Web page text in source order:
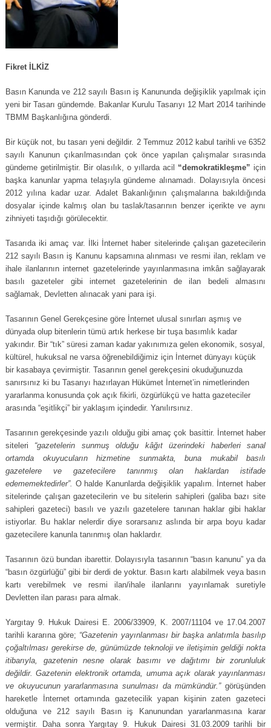
Fikret İLKİZ
Basın Kanunda ve 212 sayılı Basın iş Kanununda değişiklik yapılmak için
yeni bir Tasarı gündemde. Bakanlar Kurulu Tasarıyı 12 Mart 2014 tarihinde
TBMM Başkanlığına gönderdi.
Bir küçük not, bu tasarı yeni değildir. 2 Temmuz 2012 kabul tarihli ve 6352
sayılı Kanunun çıkarılmasından çok önce yapılan çalışmalar sırasında
gündeme getirilmiştir. Bir olasılık, o yıllarda acil “demokratikleşme” için
başka kanunlar yapma telaşıyla gündeme alınamadı. Dolayısıyla öncesi
2012 yılına kadar uzar. Adalet Bakanlığının çalışmalarına bakıldığında
dosyalar içinde kalmış olan bu taslak/tasarının benzer içerikte ve aynı
zihniyeti taşıdığı görülecektir.
Tasarıda iki amaç var. İlki İnternet haber sitelerinde çalışan gazetecilerin
212 sayılı Basın iş Kanunu kapsamına alınması ve resmi ilan, reklam ve
ihale ilanlarının internet gazetelerinde yayınlanmasına imkân sağlayarak
basılı gazeteler gibi internet gazetelerinin de ilan bedeli almasını
sağlamak, Devletten alınacak yani para işi.
Tasarının Genel Gerekçesine göre İnternet ulusal sınırları aşmış ve
dünyada olup bitenlerin tümü artık herkese bir tuşa basımlık kadar
yakındır. Bir “tık” süresi zaman kadar yakınımıza gelen ekonomik, sosyal,
kültürel, hukuksal ne varsa öğrenebildiğimiz için İnternet dünyayı küçük
bir kasabaya çevirmiştir. Tasarının genel gerekçesini okuduğunuzda
sanırsınız ki bu Tasarıyı hazırlayan Hükümet İnternet’in nimetlerinden
yararlanma konusunda çok açık fikirli, özgürlükçü ve hatta gazeteciler
arasında “eşitlikçi” bir yaklaşım içindedir. Yanılırsınız.
Tasarının gerekçesinde yazılı olduğu gibi amaç çok basittir. İnternet haber
siteleri “gazetelerin sunmuş olduğu kâğıt üzerindeki haberleri sanal
ortamda okuyucuların hizmetine sunmakta, buna mukabil basılı
gazetelere ve gazetecilere tanınmış olan haklardan istifade
edememektedirler”. O halde Kanunlarda değişiklik yapalım. İnternet haber
sitelerinde çalışan gazetecilerin ve bu sitelerin sahipleri (galiba bazı site
sahipleri gazeteci) basılı ve yazılı gazetelere tanınan haklar gibi haklar
istiyorlar. Bu haklar nelerdir diye sorarsanız aslında bir arpa boyu kadar
gazetecilere kanunla tanınmış olan haklardır.
Tasarının özü bundan ibarettir. Dolayısıyla tasarının “basın kanunu” ya da
“basın özgürlüğü” gibi bir derdi de yoktur. Basın kartı alabilmek veya basın
kartı verebilmek ve resmi ilan/ihale ilanlarını yayınlamak suretiyle
Devletten ilan parası para almak.
Yargıtay 9. Hukuk Dairesi E. 2006/33909, K. 2007/11104 ve 17.04.2007
tarihli kararına göre; “Gazetenin yayınlanması bir başka anlatımla basılıp
çoğaltılması gerekirse de, günümüzde teknoloji ve iletişimin geldiği nokta
itibarıyla, gazetenin nesne olarak basımı ve dağıtımı bir zorunluluk
değildir. Gazetenin elektronik ortamda, umuma açık olarak yayınlanması
ve okuyucunun yararlanmasına sunulması da mümkündür.”görüşünden
hareketle İnternet ortamında gazetecilik yapan kişinin zaten gazeteci
olduğuna ve 212 sayılı Basın iş Kanunundan yararlanmasına karar
vermiştir. Daha sonra Yargıtay 9. Hukuk Dairesi 31.03.2009 tarihli bir